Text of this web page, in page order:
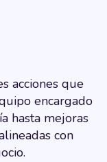
acciones que
encargado
hasta mejoras
con